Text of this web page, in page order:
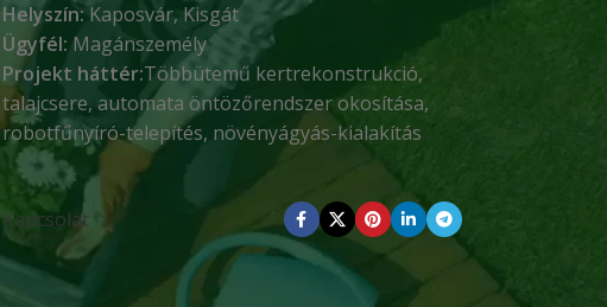
Helyszín:Kaposvár, Kisgát
Ügyfél: Magánszemély
Projekt háttér:Többütemű kertrekonstrukció,
talajcsere, automata öntözőrendszer okosítása,
robotfűnyíró-telepítés, növényágyás-kialakítás
Kapcsolat